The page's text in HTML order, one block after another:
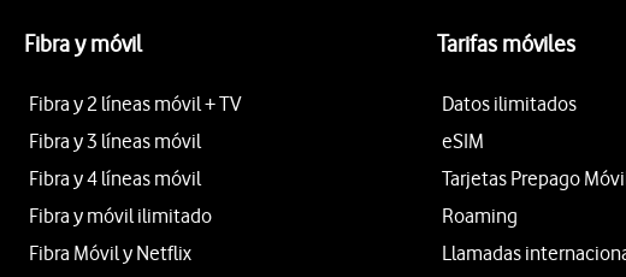
Fibra y móvil
Fibra y 2 líneas móvil + TV
Fibra y 3 líneas móvil
Fibra y 4 líneas móvil
Fibra y móvil ilimitado
Fibra Móvil y Netflix
Tarifas móviles
Datos ilimitados
eSIM
Tarjetas Prepago
Roaming
Llamadas